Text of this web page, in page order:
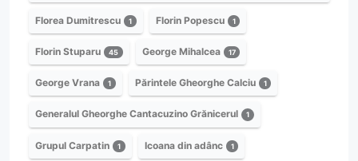
Florea Dumitrescu 1 Florin Popescu 1
Florin Stuparu 45 George Mihalcea 17
George Vrana 1 Părintele Gheorghe Calciu 1
Generalul Gheorghe Cantacuzino Grănicerul 1
Grupul Carpatin 1 Icoana din adânc 1